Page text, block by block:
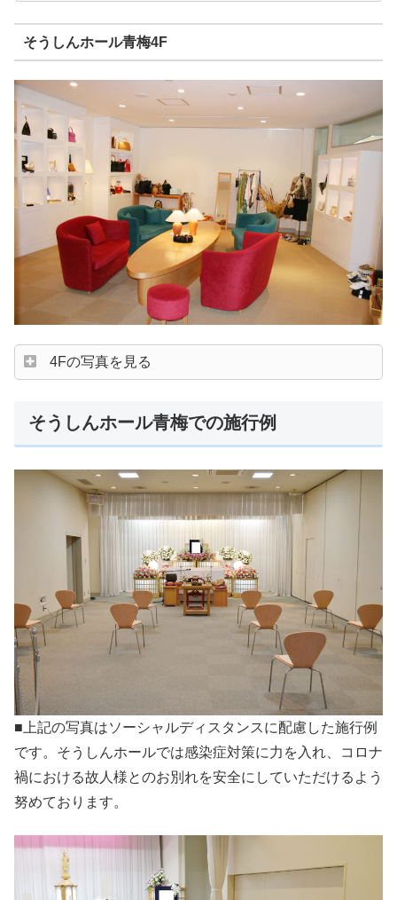
そうしんホール青梅4F
4Fの写真を見る
そうしんホール青梅での施行例
■上記の写真はソーシャルディスタンスに配慮した施行例
です。そうしんホールでは感染症対策に力を入れ、コロナ
禍における故人様とのお別れを安全にしていただけるよう
努めております。